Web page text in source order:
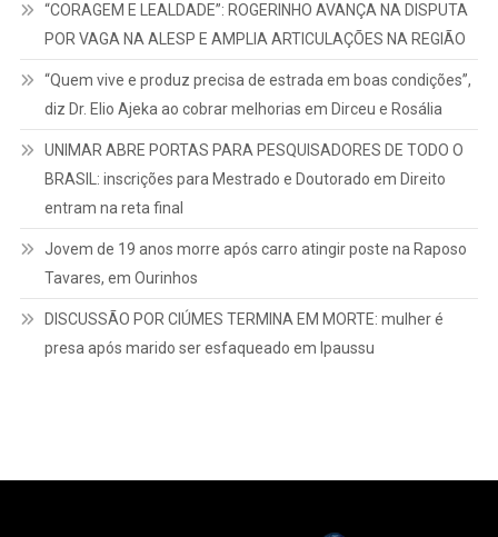
“CORAGEM E LEALDADE”: ROGERINHO AVANÇA NA DISPUTA
POR VAGA NA ALESP E AMPLIA ARTICULAÇÕES NA REGIÃO
“Quem vive e produz precisa de estrada em boas condições”,
diz Dr. Elio Ajeka ao cobrar melhorias em Dirceu e Rosália
UNIMAR ABRE PORTAS PARA PESQUISADORES DE TODO O
BRASIL: inscrições para Mestrado e Doutorado em Direito
entram na reta final
Jovem de 19 anos morre após carro atingir poste na Raposo
Tavares, em Ourinhos
DISCUSSÃO POR CIÚMES TERMINA EM MORTE: mulher é
presa após marido ser esfaqueado em Ipaussu